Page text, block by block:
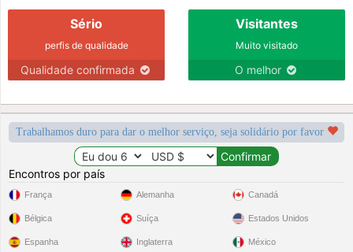
Sério
perfis de qualidade
Qualidade confirmada
Visitantes
Muito visitado
O melhor
Trabalhamos duro para dar o melhor serviço, seja solidário por favor
Encontros por país
França
Bélgica
Espanha
Alemanha
Suíça
Inglaterra
Canadá
Estados Unidos
México